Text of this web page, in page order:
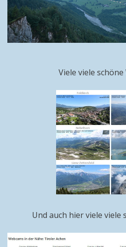
Viele viele schöne
Und auch hier viele viele